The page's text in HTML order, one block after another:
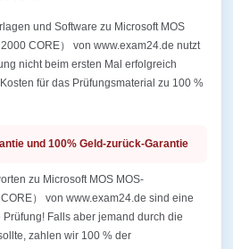
und Software zu Microsoft MOS
CORE） von www.exam24.de nutzt
nicht beim ersten Mal erfolgreich
für das Prüfungsmaterial zu 100 %
und 100% Geld-zurück-Garantie
zu Microsoft MOS MOS-
） von www.exam24.de sind eine
Falls aber jemand durch die
zahlen wir 100 % der